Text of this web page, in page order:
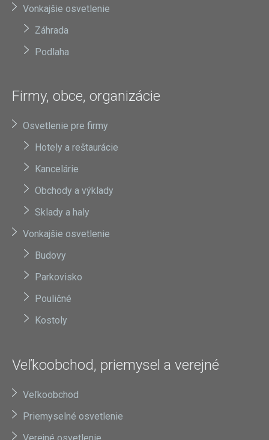
Vonkajšie osvetlenie
Záhrada
Podlaha
Firmy, obce, organizácie
Osvetlenie pre firmy
Hotely a reštaurácie
Kancelárie
Obchody a výklady
Sklady a haly
Vonkajšie osvetlenie
Budovy
Parkovisko
Pouličné
Kostoly
Veľkoobchod, priemysel a verejné
Veľkoobchod
Priemyselné osvetlenie
Verejné osvetlenie